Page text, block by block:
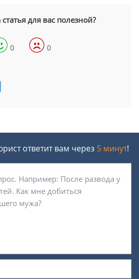
для вас полезной?
0 0
ответит вам через 5 минут!